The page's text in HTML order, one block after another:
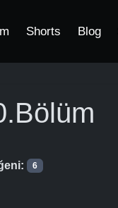
Shorts Blog
6